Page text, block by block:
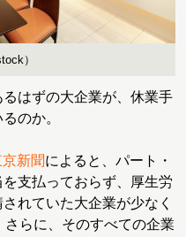
）
はずの大企業が、休業手
のか。
新聞によると、パート・
支払っておらず、厚生労
れていた大企業が少なく
さらに、そのすべての企業